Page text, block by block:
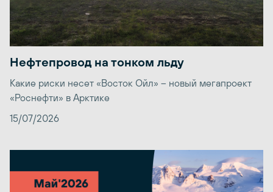
Нефтепровод на тонком льду
Какие риски несет «Восток Ойл» – новый мегапроект
«Роснефти» в Арктике
15/07/2026